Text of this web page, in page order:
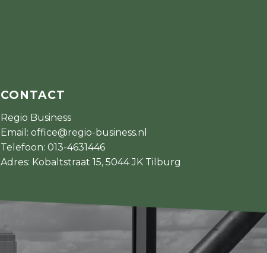
CONTACT
Regio Business
Email: office@regio-business.nl
Telefoon: 013-4631446
Adres: Kobaltstraat 15, 5044 JK Tilburg